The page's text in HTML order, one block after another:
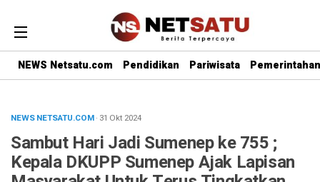
NEWS Netsatu.com Pendidikan Pariwisata Pemerintahan
NEWS NETSATU.COM· 31 Okt 2024
Sambut Hari Jadi Sumenep ke 755 ;
Kepala DKUPP Sumenep Ajak Lapisan